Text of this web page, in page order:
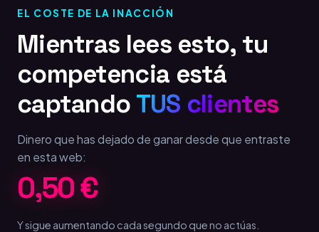
EL COSTE DE LA INACCIÓN
Mientras lees esto, tu
competencia está
captando TUS clientes
Dinero que has dejado de ganar desde que entraste
en esta web:
1,00 €
Y sigue aumentando cada segundo que no actúas.